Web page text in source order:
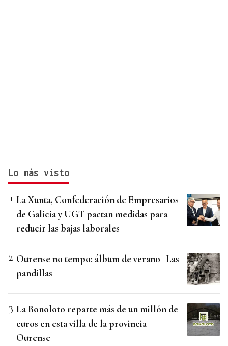
Lo más visto
La Xunta, Confederación de Empresarios
de Galicia y UGT pactan medidas para
reducir las bajas laborales
Ourense no tempo: álbum de verano | Las
pandillas
La Bonoloto reparte más de un millón de
euros en esta villa de la provincia
Ourense